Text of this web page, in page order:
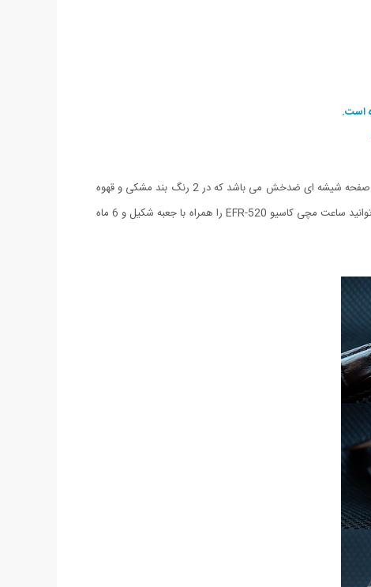
ساعت مچی Casio EFR-520 یکی از جدیدترین مدل های عرضه شده کمپانی معتبر کاسیو می باشد. این ساعت دارای بند چرم بسیار با کیفیت و صفحه شیشه ای ضدخش می باشد که در 2 رنگ بند مشکی و قهوه
ای و همچنین صفحه سفید و مشکی عرضه شده است. این ساعت دارای تقویم روز شمار می باشد و تا 80 درصد نیز ضد آب است. هم اکنون می توانید ساعت مچی کاسیو EFR-520 را همراه با جعبه شکیل و 6 ماه